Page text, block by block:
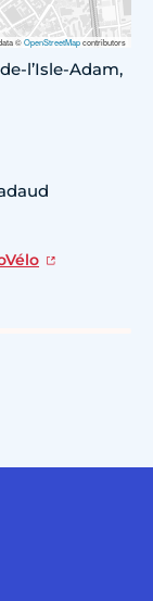
©OpenStreetMapcontributors
l’Isle-Adam,